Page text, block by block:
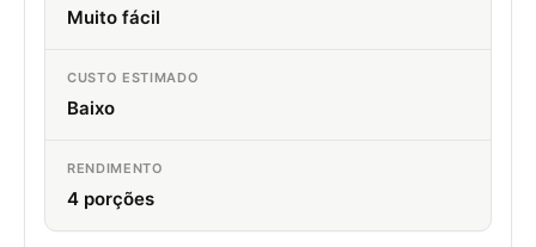
Muito fácil
CUSTO ESTIMADO
Baixo
RENDIMENTO
4 porções